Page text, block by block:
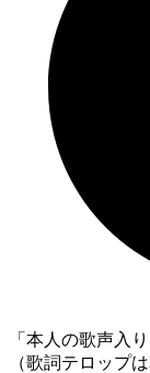
「本人の歌声入
（歌詞テロップ